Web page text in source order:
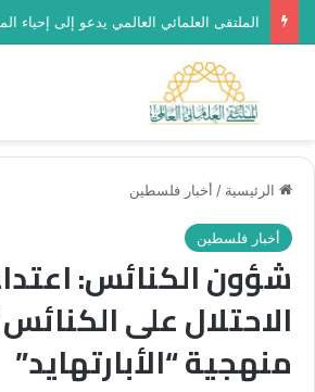
بحث عن
الرئيسية / أخبار فلسطين
أخبار فلسطين
شؤون الكنائس:
الاحتلال على
منهجية “الأبارتهايد”